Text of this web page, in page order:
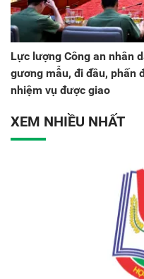
Lực lượng Công an nhân
gương mẫu, đi đầu, phấn
nhiệm vụ được giao
XEM NHIỀU NHẤT